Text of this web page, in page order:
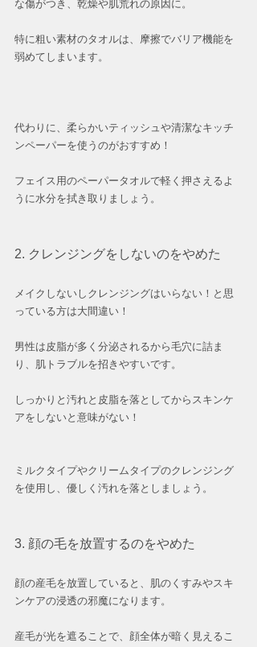
な傷がつき、乾燥や肌荒れの原因に。
特に粗い素材のタオルは、摩擦でバリア機能を
弱めてしまいます。
代わりに、柔らかいティッシュや清潔なキッチ
ンペーパーを使うのがおすすめ！
フェイス用のペーパータオルで軽く押さえるよ
うに水分を拭き取りましょう。
2. クレンジングをしないのをやめた
メイクしないしクレンジングはいらない！と思
っている方は大間違い！
男性は皮脂が多く分泌されるから毛穴に詰ま
り、肌トラブルを招きやすいです。
しっかりと汚れと皮脂を落としてからスキンケ
アをしないと意味がない！
ミルクタイプやクリームタイプのクレンジング
を使用し、優しく汚れを落としましょう。
3. 顔の毛を放置するのをやめた
顔の産毛を放置していると、肌のくすみやスキ
ンケアの浸透の邪魔になります。
産毛が光を遮ることで、顔全体が暗く見えるこ